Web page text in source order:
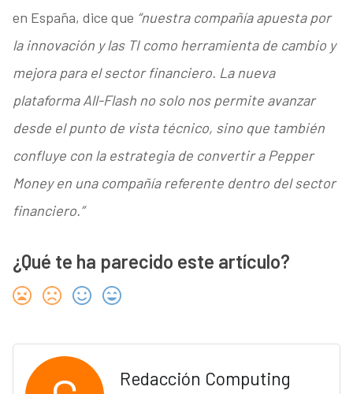
en España, dice que “nuestra compañía apuesta por
la innovación y las TI como herramienta de cambio y
mejora para el sector financiero. La nueva
plataforma All-Flash no solo nos permite avanzar
desde el punto de vista técnico, sino que también
confluye con la estrategia de convertir a Pepper
Money en una compañía referente dentro del sector
financiero.”
¿Qué te ha parecido este artículo?
Redacción Computing